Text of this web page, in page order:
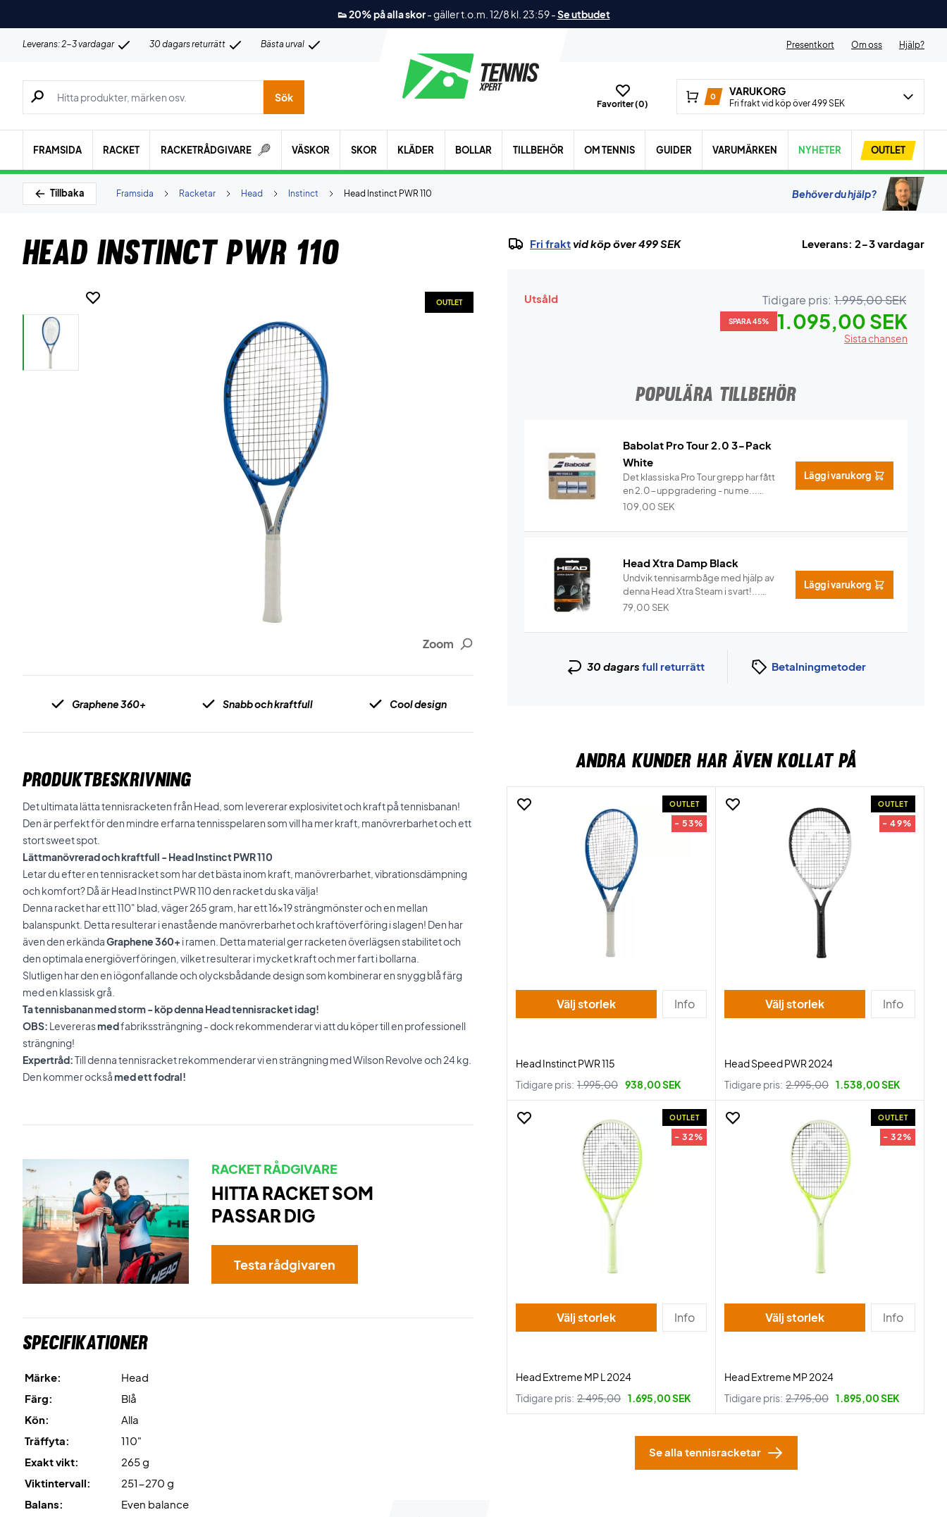
👟 20% på alla skor-gäller t.o.m. 12/8 kl. 23:59-Se utbudet
Leverans: 2-3 vardagar 30 dagars returrätt Bästa urval Presentkort Om oss Hjälp?
Sök efter produkter, märken osv.
Sök
Favoriter (0)
0 VARUKORG
Fri frakt vid köp över 499 SEK
FRAMSIDA RACKET RACKETRÅDGIVARE VÄSKOR SKOR KLÄDER BOLLAR TILLBEHÖR OM TENNIS GUIDER VARUMÄRKEN NYHETER OUTLET
Tillbaka Head Instinct PWR 110
Instinct
Head
Racketar
Framsida Behöver du hjälp?
Head Instinct PWR 110
Zoom
OUTLET
Graphene 360+ Snabb och kraftfull Cool design
PRODUKTBESKRIVNING
Det ultimata lätta tennisracketen från Head, som levererar explosivitet och kraft på tennisbanan!
Den är perfekt för den mindre erfarna tennisspelaren som vill ha mer kraft, manövrerbarhet och ett
stort sweet spot.
Lättmanövrerad och kraftfull - Head Instinct PWR 110
Letar du efter en tennisracket som har det bästa inom kraft, manövrerbarhet, vibrationsdämpning
och komfort? Då är Head Instinct PWR 110 den racket du ska välja!
Denna racket har ett 110" blad, väger 265 gram, har ett 16x19 strängmönster och en mellan
balanspunkt. Detta resulterar i enastående manövrerbarhet och kraftöverföring i slagen! Den har
även den erkändaGraphene 360+i ramen. Detta material ger racketen överlägsen stabilitet och
den optimala energiöverföringen, vilket resulterar i mycket kraft och mer fart i bollarna.
Slutligen har den en iögonfallande och olycksbådande design som kombinerar en snygg blå färg
med en klassisk grå.
Ta tennisbanan med storm - köp denna Head tennisracket idag!
OBS: Levererasmedfabrikssträngning- dock rekommenderar vi att du köper till en professionell
strängning!
Expertråd:Till denna tennisracket rekommenderar vi en strängning med Wilson Revolve och 24 kg.
Den kommer ocksåmed ett fodral!
RACKET RÅDGIVARE
HITTA RACKET SOM
PASSAR DIG
Testa rådgivaren
Specifikationer
Märke:
Head
Färg:
Blå
Kön:
Alla
Träffyta:
110"
Exakt vikt:
265 g
Viktintervall:
251-270 g
Balans:
Even balance
Fri fraktvid köp över 499 SEK Leverans: 2-3 vardagar
Utsåld Tidigare pris: 1.995,00 SEK
SPARA 45% 1.095,00 SEK
Sista chansen
POPULÄRA TILLBEHÖR
Babolat Pro Tour 2.0 3-Pack
White
Det klassiska Pro Tour grepp har fått
en 2.0-uppgradering - nu me...
Info
109,00 SEK
Lägg i varukorg
Head Xtra Damp Black
Undvik tennisarmbåge med hjälp av
denna Head Xtra Steam i svart!...
Info
79,00 SEK
Lägg i varukorg
30 dagars full returrätt Betalningmetoder
ANDRA KUNDER HAR ÄVEN KOLLAT PÅ
OUTLET
- 53%
Välj storlek Info
Head Instinct PWR 115
Tidigare pris: 1.995,00 938,00 SEK
OUTLET
- 49%
Välj storlek Info
Head Speed PWR 2024
Tidigare pris: 2.995,00 1.538,00 SEK
OUTLET
- 32%
Välj storlek Info
Head Extreme MP L 2024
Tidigare pris: 2.495,00 1.695,00 SEK
OUTLET
- 32%
Välj storlek Info
Head Extreme MP 2024
Tidigare pris: 2.795,00 1.895,00 SEK
Se alla tennisracketar